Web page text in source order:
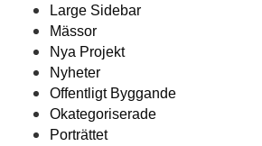
Large Sidebar
Mässor
Nya Projekt
Nyheter
Offentligt Byggande
Okategoriserade
Porträttet